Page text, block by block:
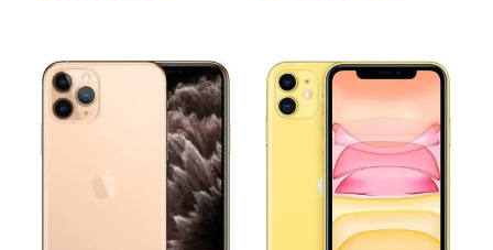
varianter.
Mulighederne
vælges